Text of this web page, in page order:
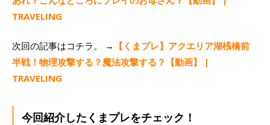
TRAVELING
次回の記事はコチラ。 →
【くまプレ】アクエリア湖桟橋前
半戦！物理攻撃する？魔法攻撃する？【動画】 |
TRAVELING
今回紹介したくまプレをチェック！